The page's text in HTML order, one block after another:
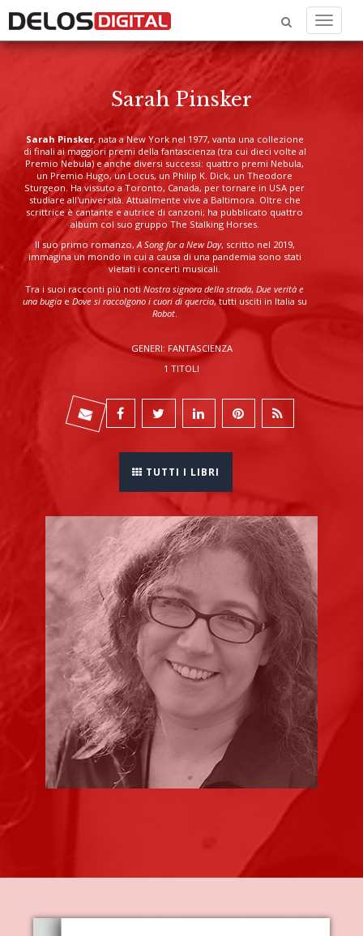
Menu
Sarah Pinsker
Sarah Pinsker, nata a New York nel 1977, vanta una collezione
di finali ai maggiori premi della fantascienza (tra cui dieci volte al
Premio Nebula) e anche diversi successi: quattro premi Nebula,
un Premio Hugo, un Locus, un Philip K. Dick, un Theodore
Sturgeon. Ha vissuto a Toronto, Canada, per tornare in USA per
studiare all'università. Attualmente vive a Baltimora. Oltre che
scrittrice è cantante e autrice di canzoni; ha pubblicato quattro
album col suo gruppo The Stalking Horses.
Il suo primo romanzo,A Song for a New Day, scritto nel 2019,
immagina un mondo in cui a causa di una pandemia sono stati
vietati i concerti musicali.
Tra i suoi racconti più noti Nostra signora della strada, Due verità e
una bugiae Dove si raccolgono i cuori di quercia, tutti usciti in Italia su
Robot.
GENERI: FANTASCIENZA
1 TITOLI
TUTTI I LIBRI